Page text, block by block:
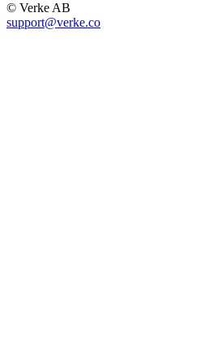
© Verke AB
support@verke.co